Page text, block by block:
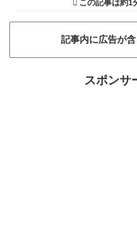
この記事は約1
記事内に広告が含
スポンサ